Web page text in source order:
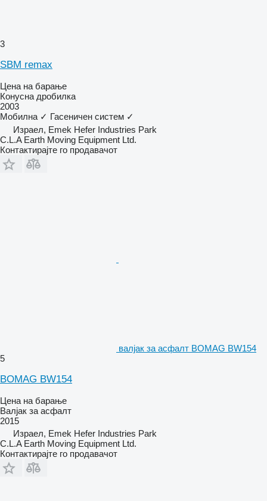
3
SBM remax
Цена на барање
Конусна дробилка
2003
Мобилна ✓ Гасеничен систем ✓
Израел, Emek Hefer Industries Park
C.L.A Earth Moving Equipment Ltd.
Контактирајте го продавачот
валјак за асфалт BOMAG BW154
5
BOMAG BW154
Цена на барање
Валјак за асфалт
2015
Израел, Emek Hefer Industries Park
C.L.A Earth Moving Equipment Ltd.
Контактирајте го продавачот